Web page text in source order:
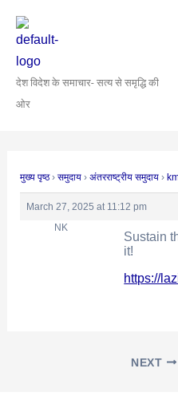
content
देश विदेश के समाचार- सत्य से समृद्धि की
ओर
मुख्य पृष्ठ › समुदाय › अंतरराष्ट्रीय समुदाय ›
March 27, 2025 at 11:12 pm
NK
Sustain
it!
https://
navigation
NEXT